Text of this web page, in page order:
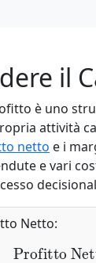
il
è uno
attività
netto e i
e vari
Netto:
Profitto